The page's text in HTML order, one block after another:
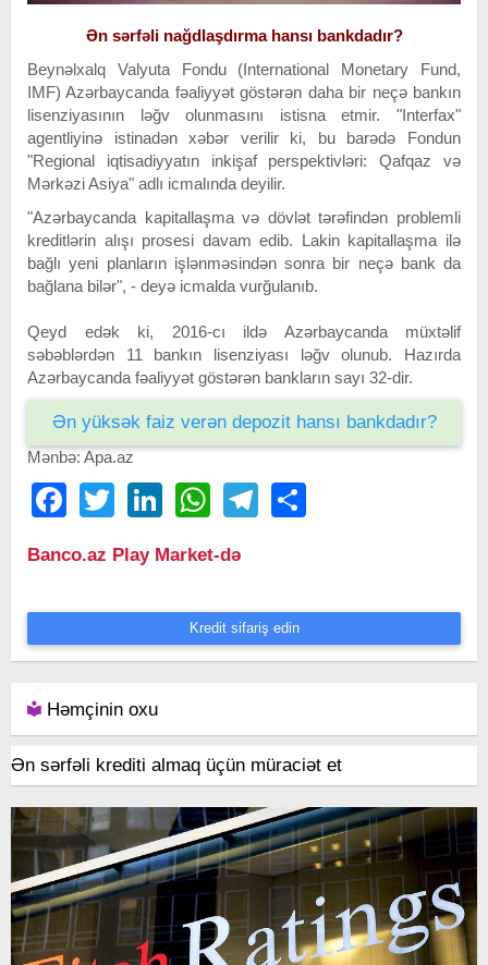
Ən sərfəli nağdlaşdırma hansı bankdadır?
Beynəlxalq Valyuta Fondu (International Monetary Fund,
IMF) Azərbaycanda fəaliyyət göstərən daha bir neçə bankın
lisenziyasının ləğv olunmasını istisna etmir. "Interfax"
agentliyinə istinadən xəbər verilir ki, bu barədə Fondun
"Regional iqtisadiyyatın inkişaf perspektivləri: Qafqaz və
Mərkəzi Asiya" adlı icmalında deyilir.
"Azərbaycanda kapitallaşma və dövlət tərəfindən problemli
kreditlərin alışı prosesi davam edib. Lakin kapitallaşma ilə
bağlı yeni planların işlənməsindən sonra bir neçə bank da
bağlana bilər", - deyə icmalda vurğulanıb.
Qeyd edək ki, 2016-cı ildə Azərbaycanda müxtəlif
səbəblərdən 11 bankın lisenziyası ləğv olunub. Hazırda
Azərbaycanda fəaliyyət göstərən bankların sayı 32-dir.
Ən yüksək faiz verən depozit hansı bankdadır?
Mənbə: Apa.az
FacebookTwitter LinkedIn WhatsAppTelegram
Banco.az Play Market-də
Kredit sifariş edin
Həmçinin oxu
Ən sərfəli krediti almaq üçün müraciət et